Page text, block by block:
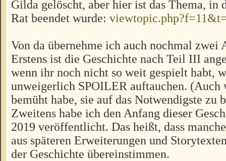
Gilda gelöscht, aber hier ist das Thema, in
Rat beendet wurde:
Von da übernehme ich auch nochmal zwei
Erstens ist die Geschichte nach Teil III
wenn ihr noch nicht so weit gespielt habt,
unweigerlich SPOILER auftauchen. (Auch
bemüht habe, sie auf das Notwendigste zu
Zweitens habe ich den Anfang dieser
2019 veröffentlicht. Das heißt, dass
aus späteren Erweiterungen und
der Geschichte übereinstimmen.